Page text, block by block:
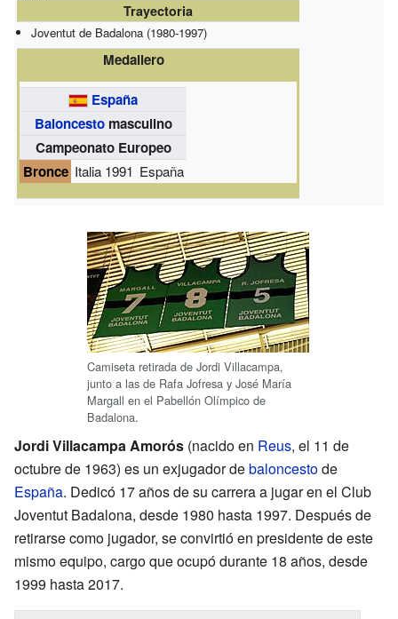
Trayectoria
Joventut de Badalona (1980-1997)
Medallero
España
Baloncestomasculino
Campeonato Europeo
Bronce Italia 1991 España
Camiseta retirada de Jordi Villacampa,
junto a las de Rafa Jofresa y José María
Margall en el Pabellón Olímpico de
Badalona.
Jordi Villacampa Amorós (nacido en Reus, el 11 de
octubre de 1963) es un exjugador debaloncestode
España. Dedicó 17 años de su carrera a jugar en el Club
Joventut Badalona, desde 1980 hasta 1997. Después de
retirarse como jugador, se convirtió en presidente de este
mismo equipo, cargo que ocupó durante 18 años, desde
1999 hasta 2017.